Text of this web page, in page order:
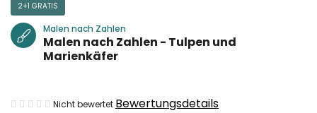
2+1 GRATIS
Malen nach Zahlen
Malen nach Zahlen - Tulpen und
Marienkäfer
Die
Nicht bewertet Bewertungsdetails